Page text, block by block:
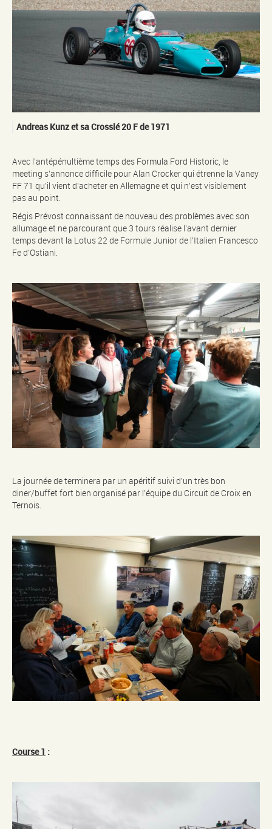
Andreas Kunz et sa Crosslé 20 F de 1971
Avec l’antépénultième temps des Formula Ford Historic, le
meeting s’annonce difficile pour Alan Crocker qui étrenne la Vaney
FF 71 qu’il vient d’acheter en Allemagne et qui n’est visiblement
pas au point.
Régis Prévost connaissant de nouveau des problèmes avec son
allumage et ne parcourant que 3 tours réalise l’avant dernier
temps devant la Lotus 22 de Formule Junior de l’Italien Francesco
Fe d’Ostiani.
La journée de terminera par un apéritif suivi d’un très bon
diner/buffet fort bien organisé par l’équipe du Circuit de Croix en
Ternois.
Course 1 :